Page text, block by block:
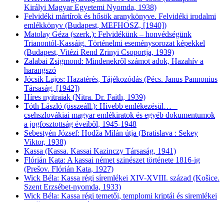
Királyi Magyar Egyetemi Nyomda, 1938)
Felvidéki mártírok és hősök aranykönyve. Felvidéki irodalmi
emlékkönyv (Budapest, MEFHOSZ, [1940])
Matolay Géza (szerk.): Felvidékünk – honvédségünk
Trianontól-Kassáig. Történelmi eseménysorozat képekkel
(Budapest, Vitézi Rend Zrinyi Csoportja, 1939)
Zalabai Zsigmond: Mindenekről számot adok, Hazahív a
harangszó
Jócsik Lajos: Hazatérés, Tájékozódás (Pécs. Janus Pannonius
Társaság, [1942])
Híres nyitraiak (Nitra. Dr. Faith, 1939)
Tóth László (összeáll.): Hívebb emlékezésül… –
csehszlovákiai magyar emlékiratok és egyéb dokumentumok
a jogfosztottság éveiből, 1945-1948
Sebestyén József: Hodža Milán útja (Bratislava : Sekey
Viktor, 1938)
Kassa (Kassa. Kassai Kazinczy Társaság, 1941)
Flórián Kata: A kassai német szinészet története 1816-ig
(Prešov. Flórián Kata, 1927)
Wick Béla: Kassa régi síremlékei XIV-XVIII. század (Košice.
Szent Erzsébet-nyomda, 1933)
Wick Béla: Kassa régi temetői, templomi kriptái és siremlékei